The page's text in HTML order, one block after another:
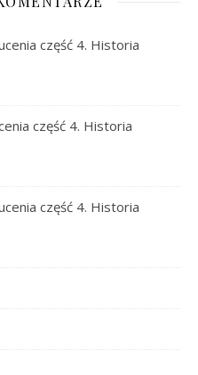
część 4. Historia
część 4. Historia
część 4. Historia